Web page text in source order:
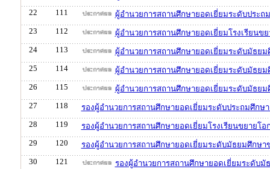
22
111
ผู้อำนวยการสถานศึกษายอดเยี่ยมระดับประ
23
112
ผู้อำนวยการสถานศึกษายอดเยี่ยมโรงเรียนข
24
113
ผู้อำนวยการสถานศึกษายอดเยี่ยมระดับมัธย
25
114
ผู้อำนวยการสถานศึกษายอดเยี่ยมระดับมัธย
26
115
ผู้อำนวยการสถานศึกษายอดเยี่ยมระดับมัธย
27
118
รองผู้อำนวยการสถานศึกษายอดเยี่ยมระดับประถมศึกษ
28
119
รองผู้อำนวยการสถานศึกษายอดเยี่ยมโรงเรียนขยายโ
29
120
รองผู้อำนวยการสถานศึกษายอดเยี่ยมระดับมัธยมศึกษา
30
121
รองผู้อำนวยการสถานศึกษายอดเยี่ยมระดับ